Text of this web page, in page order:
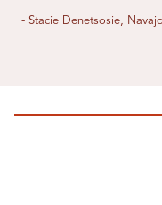
- Stacie Denetsosie,